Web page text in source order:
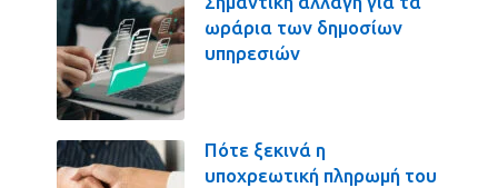
ωράρια των δημοσίων
υπηρεσιών
Πότε ξεκινά η
υποχρεωτική πληρωμή του